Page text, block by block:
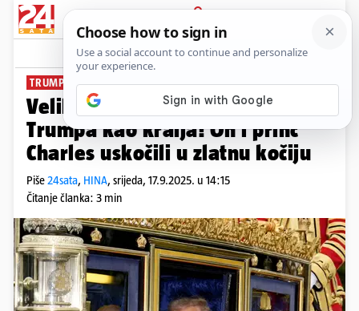
PRIJAVA
News Komentari
TRUMP U BRITANIJI
Velika Britanija dočekala je
Trumpa kao kralja! On i princ
Charles uskočili u zlatnu kočiju
Piše24sata, HINA, srijeda, 17.9.2025. u 14:15
Čitanje članka: 3 min